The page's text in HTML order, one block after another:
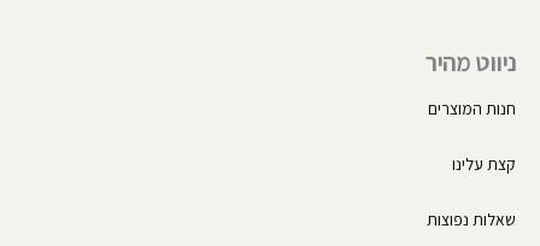
ניווט מהיר
חנות המוצרים
קצת עלינו
שאלות נפוצות